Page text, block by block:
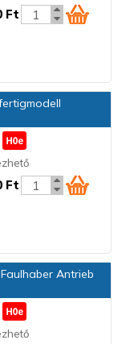
Ft
Ft
Antrieb